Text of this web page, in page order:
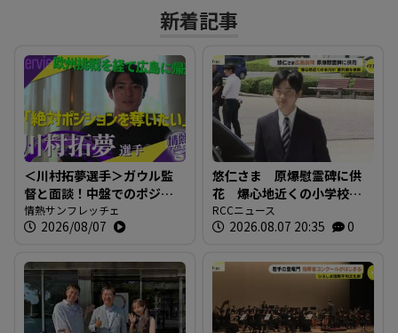
新着記事
＜川村拓夢選手＞ガウル監
督と面談！中盤でのポジシ
ョン争いに本気で挑む【情
熱サンフレッチェ】
情熱サンフレッチェ
2026/08/07
悠仁さま 原爆慰霊碑に供
花 爆心地近くの小学校も
訪問 「被爆体験を若い世
代に繋いでいくことが大
RCCニュース
2026.08.07 20:35 0